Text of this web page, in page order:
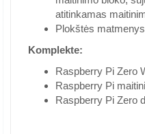
atitinkamas
Plokštės
Komplekte:
Raspberry Pi Zero
Raspberry Pi
Raspberry Pi Zero